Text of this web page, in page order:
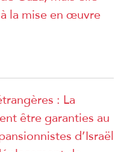
la mise en œuvre
: La
être garanties au
d’Israël